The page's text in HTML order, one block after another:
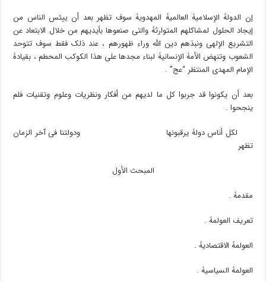
إن الدولۀ الإسلامیۀ العالمیۀ المهدویۀ سوف تظهر بعد أن ییئس الناس من
إیجاد الحلول لمشاکلهم المتوارثۀ والتی صنعوها بأیدیهم من خلال الابتعاد عن
التشریع الإلهی ونبذهم دین الله وراء ظهورهم ، عند ذلک فقط سوف تتوحد
الشعوب وتنهض الأمۀ الإنسانیۀ لبناء مجدها على هذا الکوکب المحطم ، بقیادۀ
الإمام المهدی المنتظر “عج” .
بعد أن یکونوا قد جربوا کل ما لدیهم من أفکار ونظریات وعلوم وتقنیات فلم
ینجحوا .
لکل أناس دولۀ یرقبونها ودولتنا فی آخر الزمان
تظهر
المبحث الأول
مقدمۀ .
تعریف العولمۀ .
العولمۀ الاقتصادیۀ .
العولمۀ السیاسیۀ .